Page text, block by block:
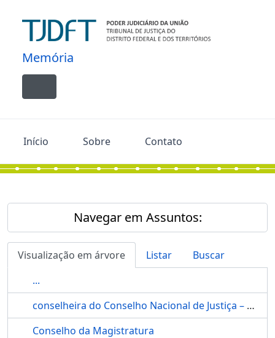
Memória
Toggle navigation
Início Sobre Contato
Navegar em Assuntos:
Visualização em árvore Listar
Buscar
...
conselheira do Conselho Nacional de Justiça – CNJ, Maria Tereza Uille
Conselho da Magistratura